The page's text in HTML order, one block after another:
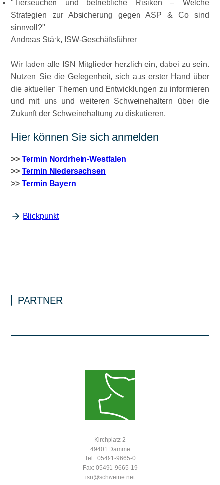
Tierseuchen und betriebliche Risiken – Welche
Strategien zur Absicherung gegen ASP & Co sind
sinnvoll?
Andreas Stärk, ISW-Geschäftsführer
Wir laden alle ISN-Mitglieder herzlich ein, dabei zu sein.
Nutzen Sie die Gelegenheit, sich aus erster Hand über
die aktuellen Themen und Entwicklungen zu informieren
und mit uns und weiteren Schweinehaltern über die
Zukunft der Schweinehaltung zu diskutieren.
Hier können Sie sich anmelden
>>Termin Nordrhein-Westfalen
>>Termin Niedersachsen
>>Termin Bayern
Blickpunkt
PARTNER
Kirchplatz 2
49401 Damme
Tel.: 05491-9665-0
Fax: 05491-9665-19
isn@schweine.net